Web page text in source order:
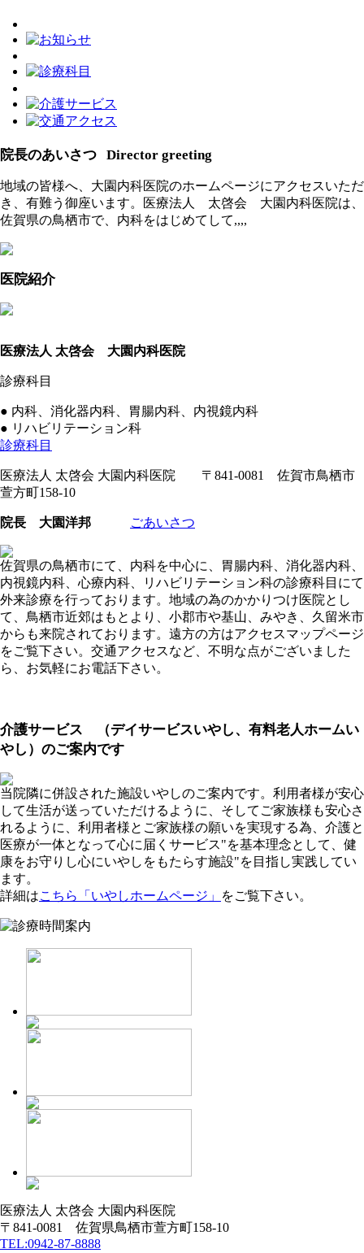
院長のあいさつ Director greeting
地域の皆様へ、大園内科医院のホームページにアクセスいただ
き、有難う御座います。医療法人 太啓会 大園内科医院は、
佐賀県の鳥栖市で、内科をはじめてして,,,,
医院紹介
医療法人 太啓会 大園内科医院
診療科目
● 内科、消化器内科、胃腸内科、内視鏡内科
● リハビリテーション科
診療科目
医療法人 太啓会 大園内科医院 〒841-0081 佐賀市鳥栖市
萱方町158-10
院長 大園洋邦 ごあいさつ
佐賀県の鳥栖市にて、内科を中心に、胃腸内科、消化器内科、
内視鏡内科、心療内科、リハビリテーション科の診療科目にて
外来診療を行っております。地域の為のかかりつけ医院とし
て、鳥栖市近郊はもとより、小郡市や基山、みやき、久留米市
からも来院されております。遠方の方はアクセスマップページ
をご覧下さい。交通アクセスなど、不明な点がございました
ら、お気軽にお電話下さい。
介護サービス （デイサービスいやし、有料老人ホームい
やし）のご案内です
当院隣に併設された施設いやしのご案内です。利用者様が安心
して生活が送っていただけるように、そしてご家族様も安心さ
れるように、利用者様とご家族様の願いを実現する為、介護と
医療が一体となって心に届くサービス"を基本理念として、健
康をお守りし心にいやしをもたらす施設"を目指し実践してい
ます。
詳細はこちら「いやしホームページ」 をご覧下さい。
医療法人 太啓会 大園内科医院
〒841-0081 佐賀県鳥栖市萱方町158-10
TEL:0942-87-8888